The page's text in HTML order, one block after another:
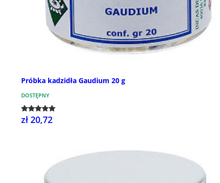
Próbka kadzidła Gaudium 20 g
DOSTĘPNY
zł 20,72